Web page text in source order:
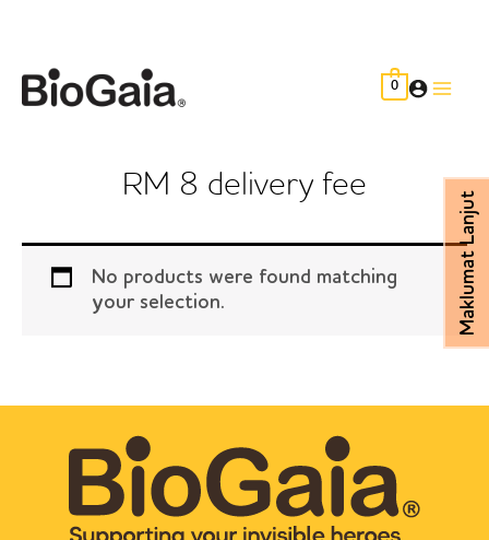
content
0
RM 8 delivery fee
No products were found matching
your selection.
Maklumat Lanjut